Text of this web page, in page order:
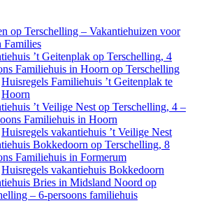
op Terschelling – Vakantiehuizen voor
Families
’t Geitenplak op Terschelling, 4
Familiehuis in Hoorn op Terschelling
Huisregels Familiehuis ’t Geitenplak te
Hoorn
’t Veilige Nest op Terschelling, 4 –
Familiehuis in Hoorn
Huisregels vakantiehuis ’t Veilige Nest
Bokkedoorn op Terschelling, 8
Familiehuis in Formerum
Huisregels vakantiehuis Bokkedoorn
Bries in Midsland Noord op
– 6-persoons familiehuis